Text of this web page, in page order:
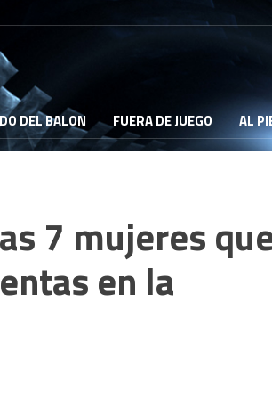
DEL BALON FUERA DE JUEGO AL
7 mujeres
en la